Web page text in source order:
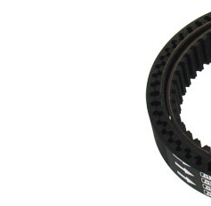
distributie
VKMA
02191
de apă,
VKPC
85101